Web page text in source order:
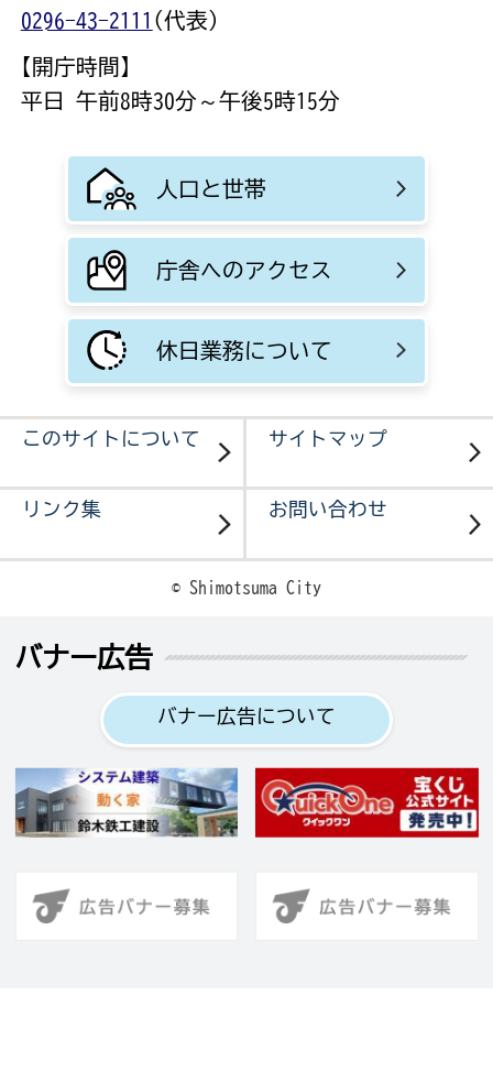
0296-43-2111 (代表)
【開庁時間】
平日 午前8時30分～午後5時15分
人口と世帯
庁舎へのアクセス
休日業務について
このサイトについて サイトマップ
リンク集 お問い合わせ
© Shimotsuma City
バナー広告
バナー広告について